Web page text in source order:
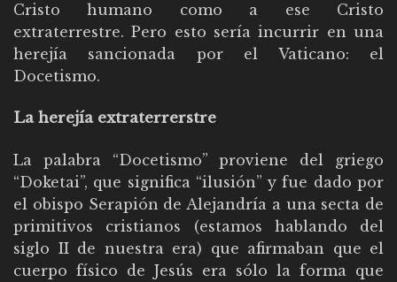
Cristo humano como a ese Cristo
extraterrestre. Pero esto sería incurrir en una
herejía sancionada por el Vaticano: el
Docetismo.
La herejía extraterrerstre
La palabra “Docetismo” proviene del griego
“Doketai”, que significa “ilusión” y fue dado por
el obispo Serapión de Alejandría a una secta de
primitivos cristianos (estamos hablando del
siglo II de nuestra era) que afirmaban que el
cuerpo físico de Jesús era sólo la forma que